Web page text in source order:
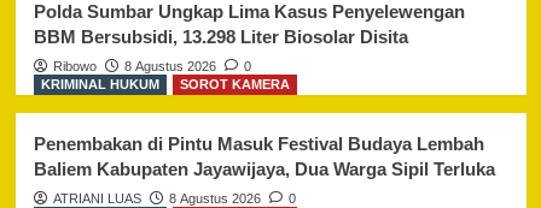
Polda Sumbar Ungkap Lima Kasus Penyelewengan
BBM Bersubsidi, 13.298 Liter Biosolar Disita
Ribowo 8 Agustus 2026
0
KRIMINAL HUKUM
SOROT KAMERA
Penembakan di Pintu Masuk Festival Budaya Lembah
Baliem Kabupaten Jayawijaya, Dua Warga Sipil Terluka
ATRIANI LUAS 8 Agustus 2026
0